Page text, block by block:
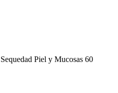
Piel y Mucosas 60